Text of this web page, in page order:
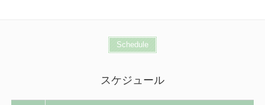
Schedule
スケジュール